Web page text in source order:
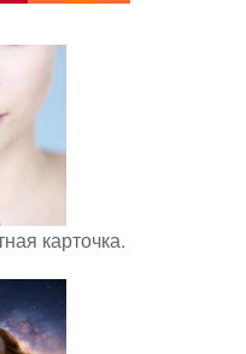
карточка.